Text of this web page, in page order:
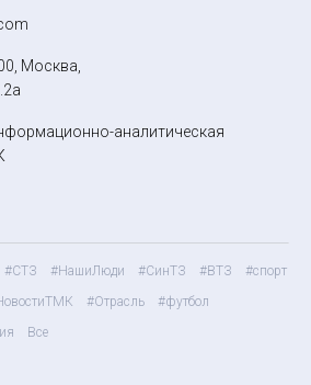
Москва,
аналитическая
#СТЗ #НашиЛюди #СинТЗ #ВТЗ
#спорт
#Отрасль
#футбол
Все